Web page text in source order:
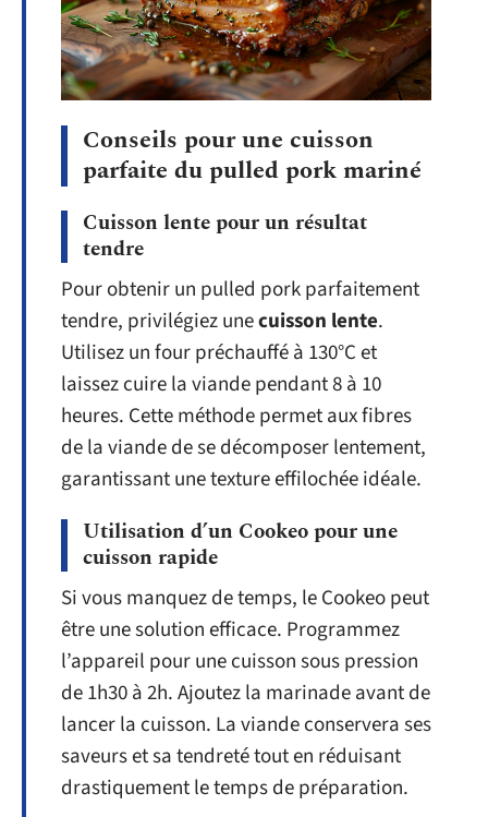
Conseils pour une cuisson
parfaite du pulled pork mariné
Cuisson lente pour un résultat
tendre
Pour obtenir un pulled pork parfaitement
tendre, privilégiez unecuisson lente.
Utilisez un four préchauffé à 130°C et
laissez cuire la viande pendant 8 à 10
heures. Cette méthode permet aux fibres
de la viande de se décomposer lentement,
garantissant une texture effilochée idéale.
Utilisation d’un Cookeo pour une
cuisson rapide
Si vous manquez de temps, le Cookeo peut
être une solution efficace. Programmez
l’appareil pour une cuisson sous pression
de 1h30 à 2h. Ajoutez la marinade avant de
lancer la cuisson. La viande conservera ses
saveurs et sa tendreté tout en réduisant
drastiquement le temps de préparation.